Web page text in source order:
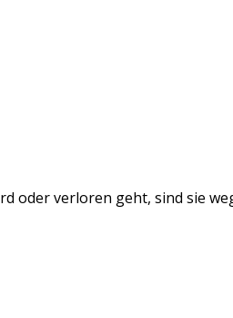
oder verloren geht, sind sie